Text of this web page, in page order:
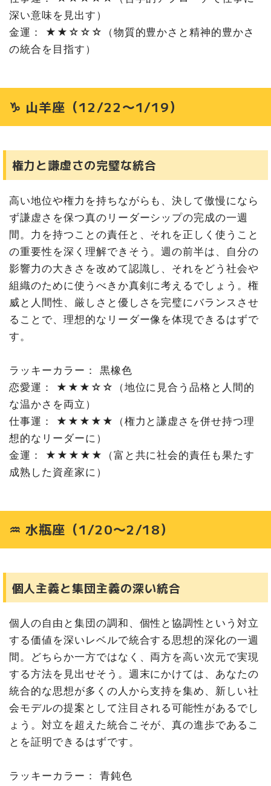
深い意味を見出す）
金運： ★★☆☆☆（物質的豊かさと精神的豊かさ
の統合を目指す）
♑ 山羊座（12/22〜1/19）
権力と謙虚さの完璧な統合
高い地位や権力を持ちながらも、決して傲慢になら
ず謙虚さを保つ真のリーダーシップの完成の一週
間。力を持つことの責任と、それを正しく使うこと
の重要性を深く理解できそう。週の前半は、自分の
影響力の大きさを改めて認識し、それをどう社会や
組織のために使うべきか真剣に考えるでしょう。権
威と人間性、厳しさと優しさを完璧にバランスさせ
ることで、理想的なリーダー像を体現できるはずで
す。
ラッキーカラー： 黒橡色
恋愛運： ★★★☆☆（地位に見合う品格と人間的
な温かさを両立）
仕事運： ★★★★★（権力と謙虚さを併せ持つ理
想的なリーダーに）
金運： ★★★★★（富と共に社会的責任も果たす
成熟した資産家に）
♒ 水瓶座（1/20〜2/18）
個人主義と集団主義の深い統合
個人の自由と集団の調和、個性と協調性という対立
する価値を深いレベルで統合する思想的深化の一週
間。どちらか一方ではなく、両方を高い次元で実現
する方法を見出せそう。週末にかけては、あなたの
統合的な思想が多くの人から支持を集め、新しい社
会モデルの提案として注目される可能性があるでし
ょう。対立を超えた統合こそが、真の進歩であるこ
とを証明できるはずです。
ラッキーカラー： 青鈍色